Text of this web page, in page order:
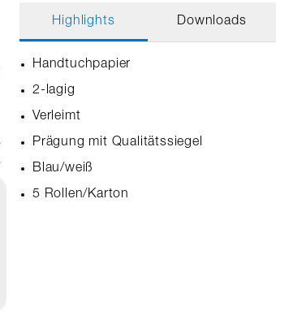
Highlights Downloads
Handtuchpapier
2-lagig
Verleimt
Prägung mit Qualitätssiegel
Blau/weiß
5 Rollen/Karton